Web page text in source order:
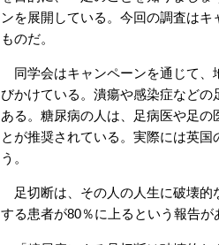
ンを展開している。今回の調査は
ものだ。
同学会はキャンペーンを通じて、
びかけている。潰瘍や感染症など
ある。糖尿病の人は、足病医や足
とが推奨されている。実際には英
う。
足切断は、その人の人生に破壊的
する患者が80％に上るという報告が